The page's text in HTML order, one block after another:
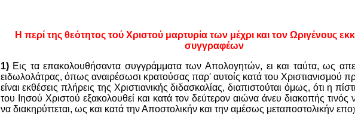
Η περί της θεότητος τού Χριστού μαρτυρία των μέχρι και τον Ωριγένους
συγγραφέων
1)Εις τα επακολουθήσαντα συγγράμματα των Απολογητών, ει και ταύτα, ως
ειδωλολάτρας, όπως αναιρέσωσι κρατούσας παρ' αυτοίς κατά του Χριστιανισμού
είναι εκθέσεις πλήρεις της Χριστιανικής διδασκαλίας, διαπιστούται όμως, ότι η
του Ιησού Χριστού εξακολουθεί και κατά τον δεύτερον αιώνα άνευ διακοπής τινός
να διακηρύττεται, ως και κατά την Αποστολικήν και την αμέσως μεταποστολικήν